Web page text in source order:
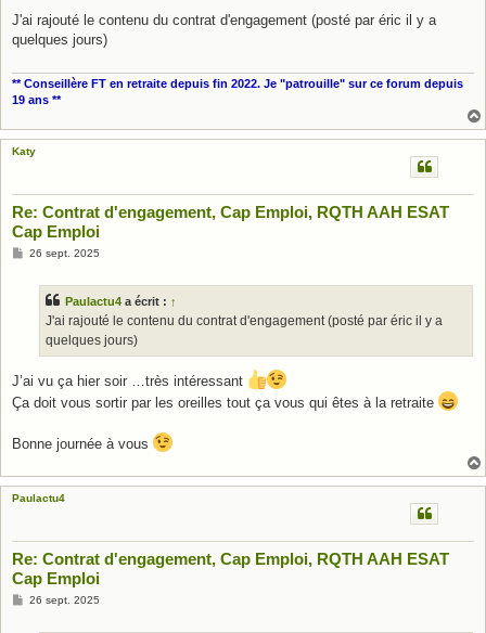
s
a
J'ai rajouté le contenu du contrat d'engagement (posté par éric il y a
quelques jours)
** Conseillère FT en retraite depuis fin 2022. Je "patrouille" sur ce forum depuis
19 ans **
Katy
Re: Contrat d'engagement, Cap Emploi, RQTH AAH ESAT
Cap Emploi
M26 sept. 2025
Paulactu4 a écrit : ↑
J'ai rajouté le contenu du contrat d'engagement (posté par éric il y a
quelques jours)
J’ai vu ça hier soir …très intéressant
Ça doit vous sortir par les oreilles tout ça vous qui êtes à la retraite
Bonne journée à vous
Paulactu4
Re: Contrat d'engagement, Cap Emploi, RQTH AAH ESAT
Cap Emploi
M26 sept. 2025